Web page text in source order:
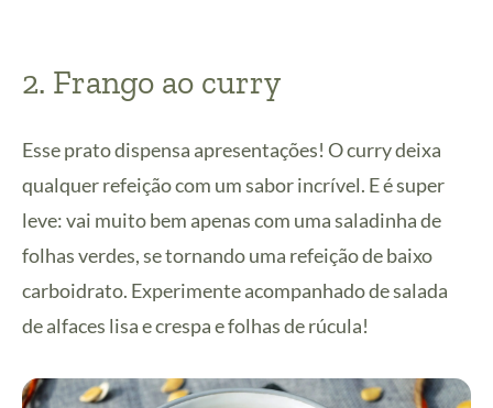
2. Frango ao curry
Esse prato dispensa apresentações! O curry deixa
qualquer refeição com um sabor incrível. E é super
leve: vai muito bem apenas com uma saladinha de
folhas verdes, se tornando uma refeição de baixo
carboidrato. Experimente acompanhado de salada
de alfaces lisa e crespa e folhas de rúcula!